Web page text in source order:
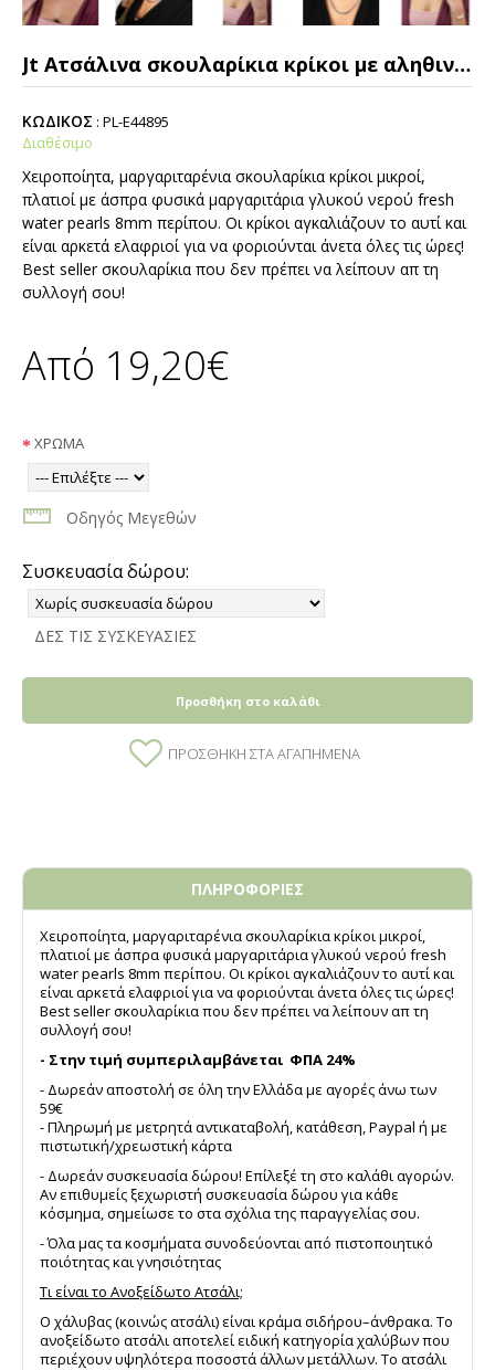
Jt Ατσάλινα σκουλαρίκια κρίκοι με αληθινά μαργαριτάρια
ΚΩΔΙΚΟΣ : PL-E44895
Διαθέσιμο
Χειροποίητα, μαργαριταρένια σκουλαρίκια κρίκοι μικροί,
πλατιοί με άσπρα φυσικά μαργαριτάρια γλυκού νερού fresh
water pearls 8mm περίπου. Oι κρίκοι αγκαλιάζουν το αυτί και
είναι αρκετά ελαφριοί για να φοριούνται άνετα όλες τις ώρες!
Best seller σκουλαρίκια που δεν πρέπει να λείπουν απ τη
συλλογή σου!
Από 19,20€
ΧΡΩΜΑ
Οδηγός Μεγεθών
Συσκευασία δώρου:
ΔΕΣ ΤΙΣ ΣΥΣΚΕΥΑΣΙΕΣ
Προσθήκη στο καλάθι
ΠΡΟΣΘΉΚΗ ΣΤΑ ΑΓΑΠΗΜΈΝΑ
ΠΛΗΡΟΦΟΡΙΕΣ
Χειροποίητα, μαργαριταρένια σκουλαρίκια κρίκοι μικροί,
πλατιοί με άσπρα φυσικά μαργαριτάρια γλυκού νερού fresh
water pearls 8mm περίπου. Oι κρίκοι αγκαλιάζουν το αυτί και
είναι αρκετά ελαφριοί για να φοριούνται άνετα όλες τις ώρες!
Best seller σκουλαρίκια που δεν πρέπει να λείπουν απ τη
συλλογή σου!
- Στην τιμή συμπεριλαμβάνεται ΦΠΑ 24%
- Δωρεάν αποστολή σε όλη την Ελλάδα με αγορές άνω των
59€
- Πληρωμή με μετρητά αντικαταβολή, κατάθεση, Paypal ή με
πιστωτική/χρεωστική κάρτα
- Δωρεάν συσκευασία δώρου! Επίλεξέ τη στο καλάθι αγορών.
Αν επιθυμείς ξεχωριστή συσκευασία δώρου για κάθε
κόσμημα, σημείωσε το στα σχόλια της παραγγελίας σου.
- Όλα μας τα κοσμήματα συνοδεύονται από πιστοποιητικό
ποιότητας και γνησιότητας
Τι είναι το Ανοξείδωτο Ατσάλι;
Ο χάλυβας (κοινώς ατσάλι) είναι κράμα σιδήρου–άνθρακα. Το
ανοξείδωτο ατσάλι αποτελεί ειδική κατηγορία χαλύβων που
περιέχουν υψηλότερα ποσοστά άλλων μετάλλων. Το ατσάλι